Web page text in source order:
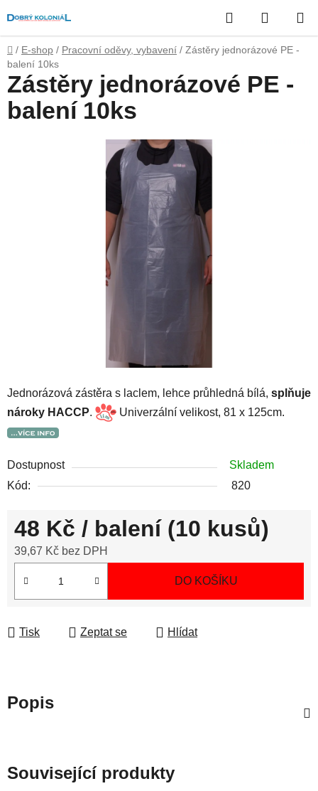
na
obsah
Hledat
KOŠÍK
Domů
/ E-shop / Pracovní oděvy, vybavení / Zástěry jednorázové PE -
balení 10ks
Jednorázová zástěra s laclem, lehce průhledná bílá, splňuje
nároky HACCP. Univerzální velikost, 81 x 125cm.
Dostupnost
Skladem
Kód:
820
48 Kč / balení (10 kusů)
39,67 Kč bez DPH
DO KOŠÍKU
Tisk Zeptat se Hlídat
Zástěry jednorázové PE -
balení 10ks
Popis
Související produkty